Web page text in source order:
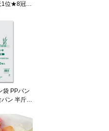
1位★8冠達
お得なク
クリップ
シーラー
ー Z-1 テ
家庭用
フト ラッ
存 梱包 軽
シーラー
ランキン
袋 PPパン
ン 半斤用
マチ60×
ジマ HEIK
：3袋ま